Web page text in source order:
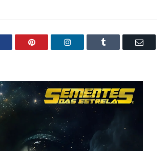
Pinterest LinkedIn Tumblr Email